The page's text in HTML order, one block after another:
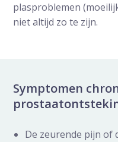
plasproblemen
niet altijd zo te zijn.
Symptomen
De zeurende pijn of